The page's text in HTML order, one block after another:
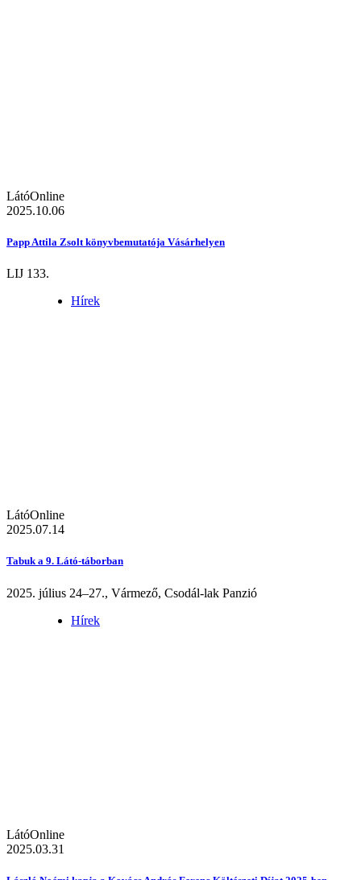
LátóOnline
2025.10.06
Papp Attila Zsolt könyvbemutatója Vásárhelyen
LIJ 133.
Hírek
LátóOnline
2025.07.14
Tabuk a 9. Látó-táborban
2025. július 24–27., Vármező, Csodál-lak Panzió
Hírek
LátóOnline
2025.03.31